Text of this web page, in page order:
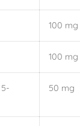
100 mg
100 mg
50 mg